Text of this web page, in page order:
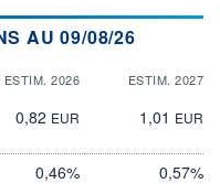
AU 09/08/26
ESTIM. 2026 ESTIM. 2027
0,82 EUR 1,01 EUR
0,46% 0,57%